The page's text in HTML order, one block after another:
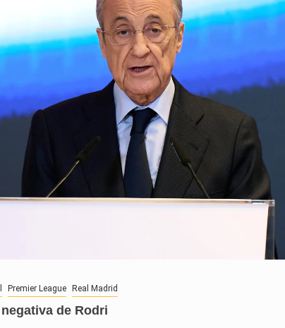
Premier League Real Madrid
de Rodri